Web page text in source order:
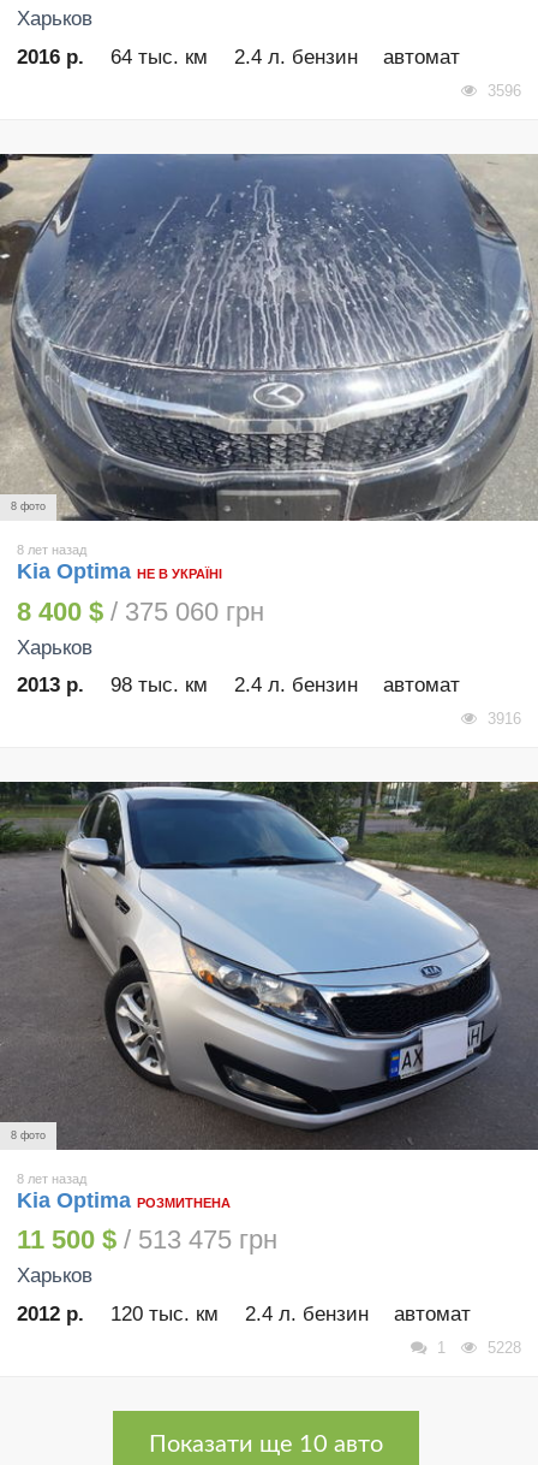
Харьков
2016 р.
64 тыс. км 2.4 л. бензин автомат
3596
8 фото
8 лет назад
Kia Optima НЕ В УКРАЇНІ
8 400 $ / 375 060 грн
Харьков
2013 р.
98 тыс. км 2.4 л. бензин автомат
3916
8 фото
8 лет назад
Kia Optima РОЗМИТНЕНА
11 500 $ / 513 475 грн
Харьков
2012 р.
120 тыс. км 2.4 л. бензин автомат
1 5228
Показати ще 10 авто